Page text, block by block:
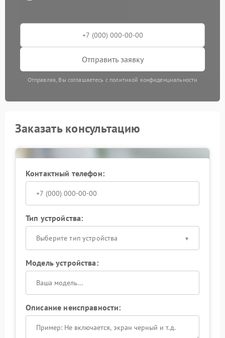
Отправить заявку
Отправляя, Вы соглашаетесь с политикой конфиденциальности
Заказать консультацию
Контактный телефон:
Тип устройства:
Выберите тип устройства
Модель устройства:
Описание неисправности: